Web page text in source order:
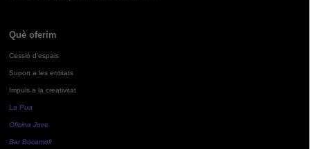
Què oferim
Cessió d'espais
Suport a les entitats
Impuls a la creativitat
La Pua
Oficina Jove
Bar Bocamoll